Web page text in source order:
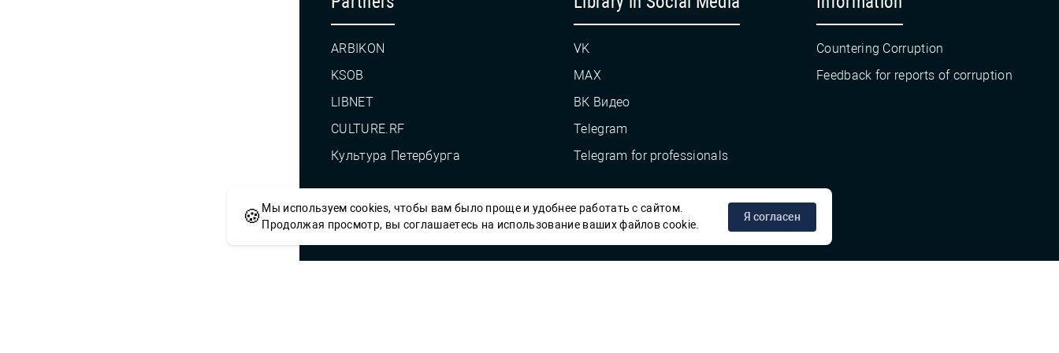
ARBIKON
KSOB
LIBNET
CULTURE.RF
Культура Петербурга
VK
MAX
ВК Видео
Telegram
Telegram for professionals
Countering Corruption
Feedback for reports of corruption
© СПб ГБУК ГСЦБС, 2012-2026 гг.
🍪 Мы используем cookies, чтобы вам было проще и удобнее работать с сайтом.
Продолжая просмотр, вы соглашаетесь на использование ваших файлов cookie.
Я согласен